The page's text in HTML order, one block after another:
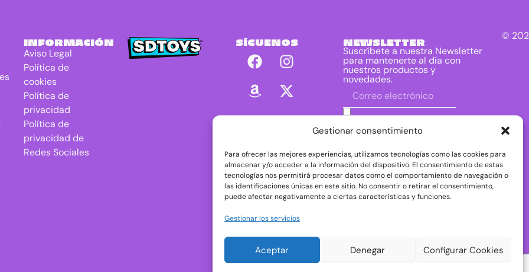
Gestionar consentimiento
Para ofrecer las mejores experiencias, utilizamos tecnologías como las cookies para
almacenar y/o acceder a la información del dispositivo. El consentimiento de estas
tecnologías nos permitirá procesar datos como el comportamiento de navegación o
las identificaciones únicas en este sitio. No consentir o retirar el consentimiento,
puede afectar negativamente a ciertas características y funciones.
Gestionar los servicios
Aceptar Denegar Configurar Cookies
INFORMACIÓN
Aviso Legal
Política de
cookies
Política de
privacidad
Política de
privacidad de
Redes Sociales
SÍGUENOS NEWSLETTER
Suscríbete a nuestra Newsletter
para mantenerte al día con
nuestros productos y
novedades.
contenidas en la política de privacidad
sobre el tratamiento de mis datos para
DIRAC DIST, S.L. como responsable del
tratamiento tratará tus datos con la finalidad de
dar respuesta a tu consulta o petición. Puedes
acceder, rectificar y suprimir tus datos, así como
ejercer otros derechos consultando la
información adicional y detallada sobre
©